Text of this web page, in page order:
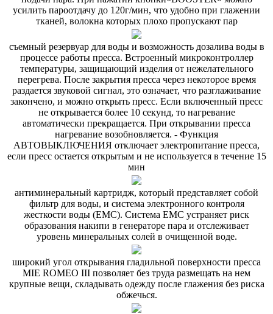
усилить пароотдачу до 120г/мин, что удобно при глажении
тканей, волокна которых плохо пропускают пар
съемный резервуар для воды и возможность дозалива воды в
процессе работы пресса. Встроенный микроконтроллер
температуры, защищающий изделия от нежелательного
перегрева. После закрытия пресса через некоторое время
раздается звуковой сигнал, это означает, что разглаживание
закончено, и можно открыть пресс. Если включенный пресс
не открывается более 10 секунд, то нагревание
автоматически прекращается. При открывании пресса
нагревание возобновляется. - Функция
АВТОВЫКЛЮЧЕНИЯ отключает электропитание пресса,
если пресс остается открытым и не используется в течение 15
мин
антиминеральный картридж, который представляет собой
фильтр для воды, и система электронного контроля
жесткости воды (ЕМС). Система ЕМС устраняет риск
образования накипи в генераторе пара и отслеживает
уровень минеральных солей в очищенной воде.
широкий угол открывания гладильной поверхности пресса
MIE ROMEO III позволяет без труда размещать на нем
крупные вещи, складывать одежду после глажения без риска
обжечься.